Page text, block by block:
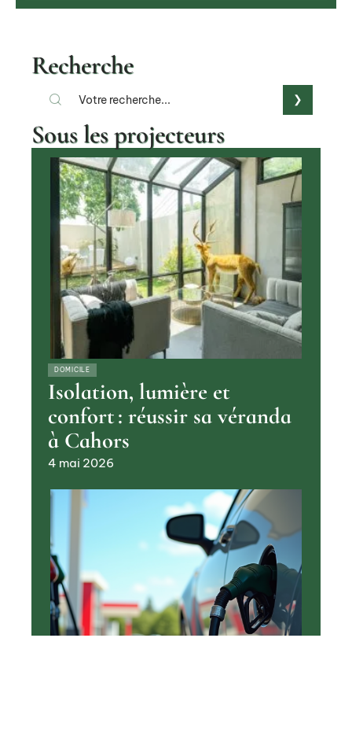
Recherche
Sous les projecteurs
DOMICILE
Isolation, lumière et
confort : réussir sa véranda
à Cahors
4 mai 2026